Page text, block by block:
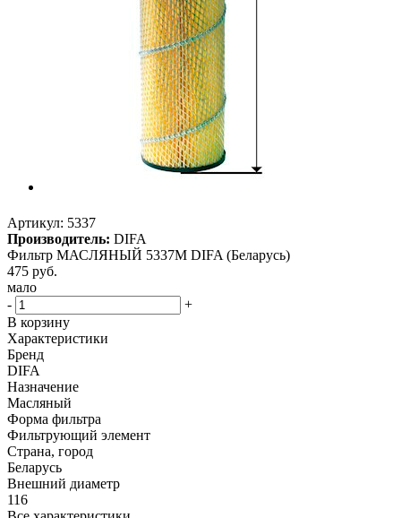
Артикул: 5337
Производитель: DIFA
Фильтр МАСЛЯНЫЙ 5337M DIFA (Беларусь)
475 руб.
мало
-
+
В корзину
Характеристики
Бренд
DIFA
Назначение
Масляный
Форма фильтра
Фильтрующий элемент
Страна, город
Беларусь
Внешний диаметр
116